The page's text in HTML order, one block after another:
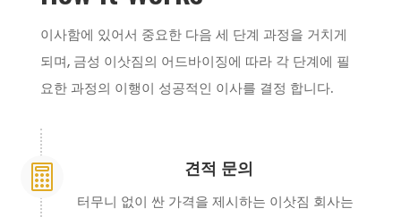
이사함에 있어서 중요한 다음 세 단계 과정을 거치게
되며, 금성 이삿짐의 어드바이징에 따라 각 단계에 필
요한 과정의 이행이 성공적인 이사를 결정 합니다.
 견적 문의
터무니 없이 싼 가격을 제시하는 이삿짐 회사는